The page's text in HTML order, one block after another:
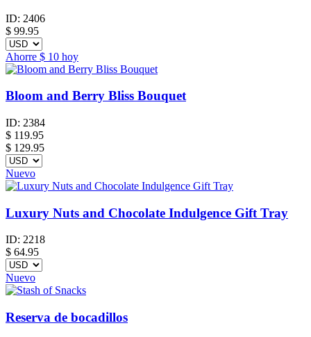
ID: 2406
$ 99.95
Ahorre $ 10 hoy
Bloom and Berry Bliss Bouquet
ID: 2384
$ 119.95
$ 129.95
Nuevo
Luxury Nuts and Chocolate Indulgence Gift Tray
ID: 2218
$ 64.95
Nuevo
Reserva de bocadillos